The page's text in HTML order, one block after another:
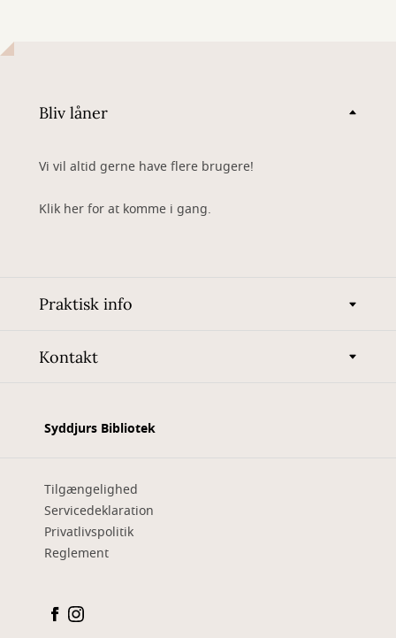
Bliv låner
Vi vil altid gerne have flere brugere!
Klik her for at komme i gang.
Praktisk info
Kontakt
Syddjurs Bibliotek
Tilgængelighed
Servicedeklaration
Privatlivspolitik
Reglement